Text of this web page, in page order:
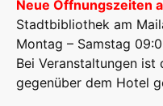
Neue Öffnungszeiten
Stadtbibliothek am
Montag – Samstag
Bei Veranstaltungen ist
gegenüber dem Hotel